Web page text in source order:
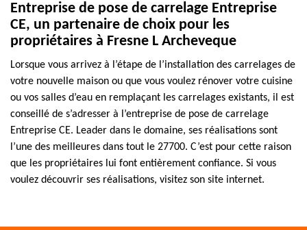
Entreprise de pose de carrelage Entreprise
CE, un partenaire de choix pour les
propriétaires à Fresne L Archeveque
Lorsque vous arrivez à l’étape de l’installation des carrelages de
votre nouvelle maison ou que vous voulez rénover votre cuisine
ou vos salles d’eau en remplaçant les carrelages existants, il est
conseillé de s’adresser à l’entreprise de pose de carrelage
Entreprise CE. Leader dans le domaine, ses réalisations sont
l’une des meilleures dans tout le 27700. C’est pour cette raison
que les propriétaires lui font entièrement confiance. Si vous
voulez découvrir ses réalisations, visitez son site internet.